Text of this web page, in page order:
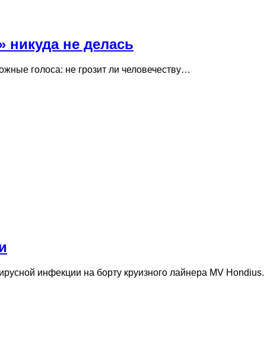
никуда не делась
голоса: не грозит ли человечеству…
инфекции на борту круизного лайнера MV Hondius.